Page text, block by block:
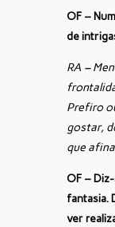
OF –
de
RA –
Prefiro
gostar,
que
OF –
fantasia.
ver